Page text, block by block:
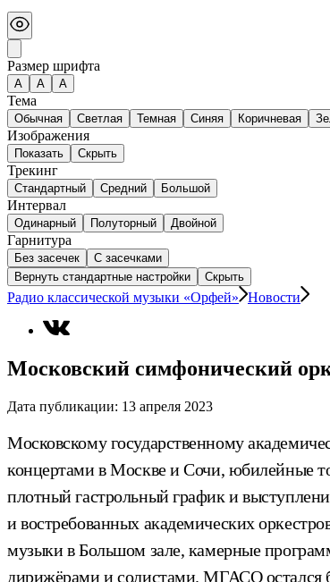
Размер шрифта
А A A
Тема
Обычная Светлая Темная Синяя Коричневая
Изображения
Показать Скрыть
Трекинг
Стандартный Средний Большой
Интервал
Одинарный Полуторный Двойной
Гарнитура
Без засечек
С засечками
Вернуть стандартные настройки
Скрыть
Радио классической музыки «Орфей» Новости
Московский симфонический
Дата публикации: 13 апреля 2023
Московскому государственному
концертами в Москве и Сочи, юбилейные
плотный гастрольный график и
и востребованных академических
музыки в Большом зале, камерные
дирижёрами и солистами. МГАСО остался